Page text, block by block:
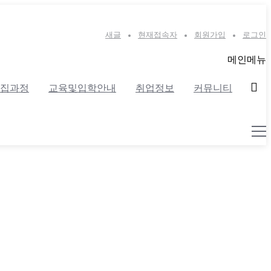
새글 현재접속자 회원가입 로그인
메인메뉴
과정 교육및입학안내 취업정보 커뮤니티